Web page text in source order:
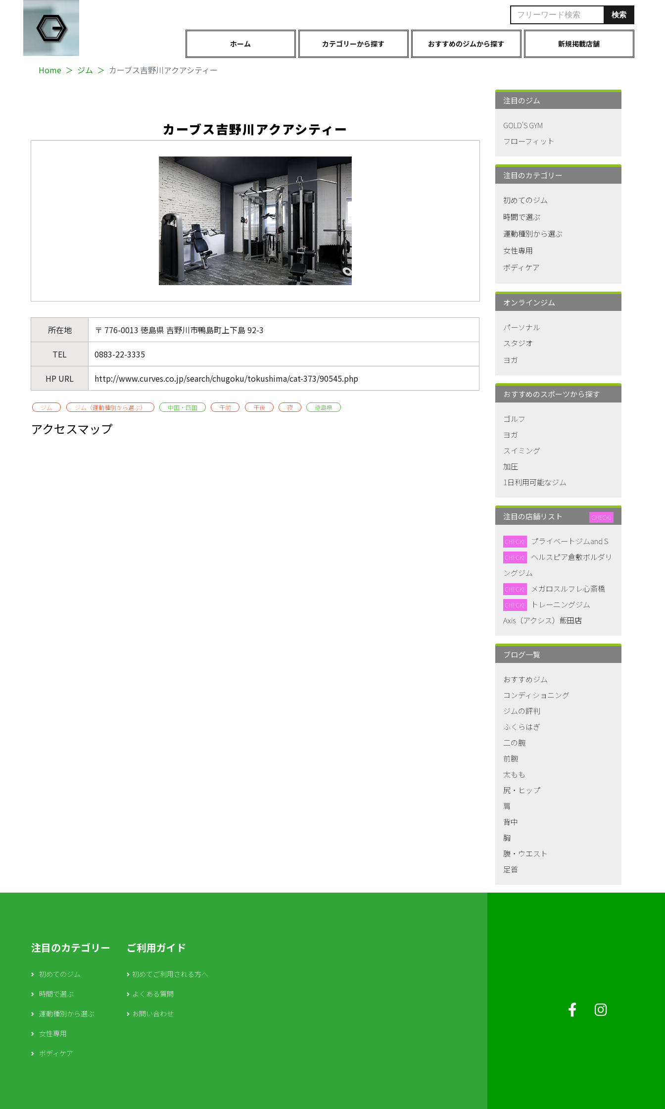
ホーム カテゴリーから探す おすすめのジムから探す 新規掲載店舗
Home ジム カーブス吉野川アクアシティー
カーブス吉野川アクアシティー
所在地 〒 776-0013 徳島県 吉野川市鴨島町上下島 92-3
TEL 0883-22-3335
HP URL http://www.curves.co.jp/search/chugoku/tokushima/cat-373/90545.php
ジム ジム（運動種別から選ぶ） 中国・四国 午前 午後 夜 徳島県
アクセスマップ
注目のジム
GOLD'S GYM
フローフィット
注目のカテゴリー
初めてのジム
時間で選ぶ
運動種別から選ぶ
女性専用
ボディケア
オンラインジム
パーソナル
スタジオ
ヨガ
おすすめのスポーツから探す
ゴルフ
ヨガ
スイミング
加圧
1日利用可能なジム
注目の店舗リスト CHECK!
CHECK! プライベートジムand S
CHECK!
ヘルスピア倉敷ボルダリ
ングジム
CHECK! メガロスルフレ心斎橋
CHECK!
トレーニングジム
Axis（アクシス）飯田店
ブログ一覧
おすすめジム
コンディショニング
ジムの評判
ふくらはぎ
二の腕
前腕
太もも
尻・ヒップ
肩
背中
胸
腹・ウエスト
足首
注目のカテゴリー
初めてのジム
時間で選ぶ
運動種別から選ぶ
女性専用
ボディケア
ご利用ガイド
初めてご利用される方へ
よくある質問
お問い合わせ